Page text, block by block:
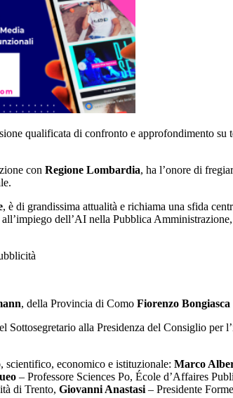
qualificata di confronto e approfondimento
con Regione Lombardia, ha l’onore di
, è di grandissima attualità e richiama una sfida
dell’AI nella Pubblica
, della Provincia di Como Fiorenzo Bongiasca
Sottosegretario alla Presidenza del Consiglio per
scientifico, economico e istituzionale: Marco
– Professore Sciences Po, École d’Affaires
di Trento, Giovanni Anastasi– Presidente